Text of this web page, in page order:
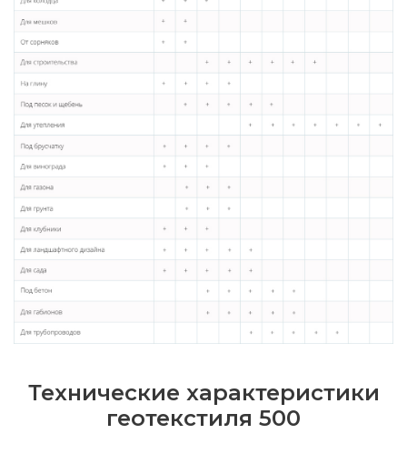
Технические характеристики
геотекстиля 500